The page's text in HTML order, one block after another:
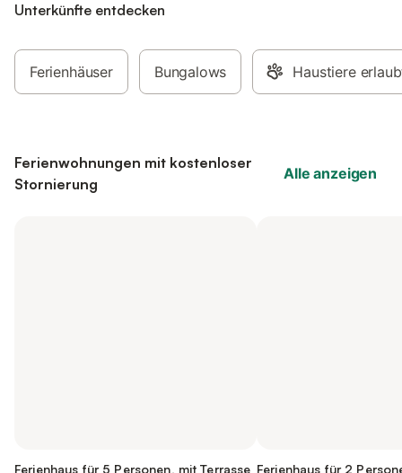
Unterkünfte entdecken
Ferienhäuser Bungalows Haustiere
Ferienwohnungen mit kostenloser
Stornierung
Alle anzeigen
Ferienhaus für 5 Personen, mit Terrasse Ferienhaus für 2